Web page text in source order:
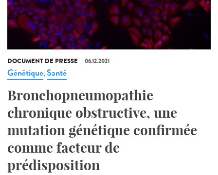
DOCUMENT DE PRESSE 06.12.2021
Génétique,Santé
Bronchopneumopathie
chronique obstructive, une
mutation génétique confirmée
comme facteur de
prédisposition